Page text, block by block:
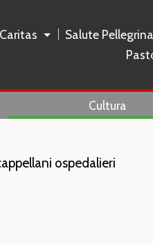
Caritas Salute
Cultura
ospedalieri